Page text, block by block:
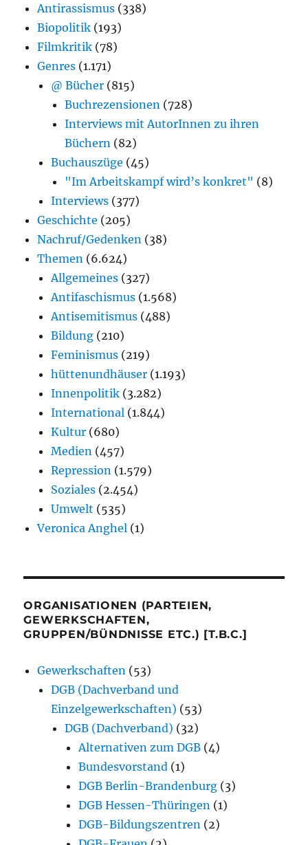
Antirassismus (338)
Biopolitik (193)
Filmkritik (78)
Genres (1.171)
@ Bücher (815)
Buchrezensionen (728)
Interviews mit AutorInnen zu ihren
Büchern (82)
Buchauszüge (45)
"Im Arbeitskampf wird’s konkret" (8)
Interviews (377)
Geschichte (205)
Nachruf/Gedenken (38)
Themen (6.624)
Allgemeines (327)
Antifaschismus (1.568)
Antisemitismus (488)
Bildung (210)
Feminismus (219)
hüttenundhäuser (1.193)
Innenpolitik (3.282)
International (1.844)
Kultur (680)
Medien (457)
Repression (1.579)
Soziales (2.454)
Umwelt (535)
Veronica Anghel (1)
ORGANISATIONEN (PARTEIEN,
GEWERKSCHAFTEN,
GRUPPEN/BÜNDNISSE ETC.) [T.B.C.]
Gewerkschaften (53)
DGB (Dachverband und
Einzelgewerkschaften) (53)
DGB (Dachverband) (32)
Alternativen zum DGB (4)
Bundesvorstand (1)
DGB Berlin-Brandenburg (3)
DGB Hessen-Thüringen (1)
DGB-Bildungszentren (2)